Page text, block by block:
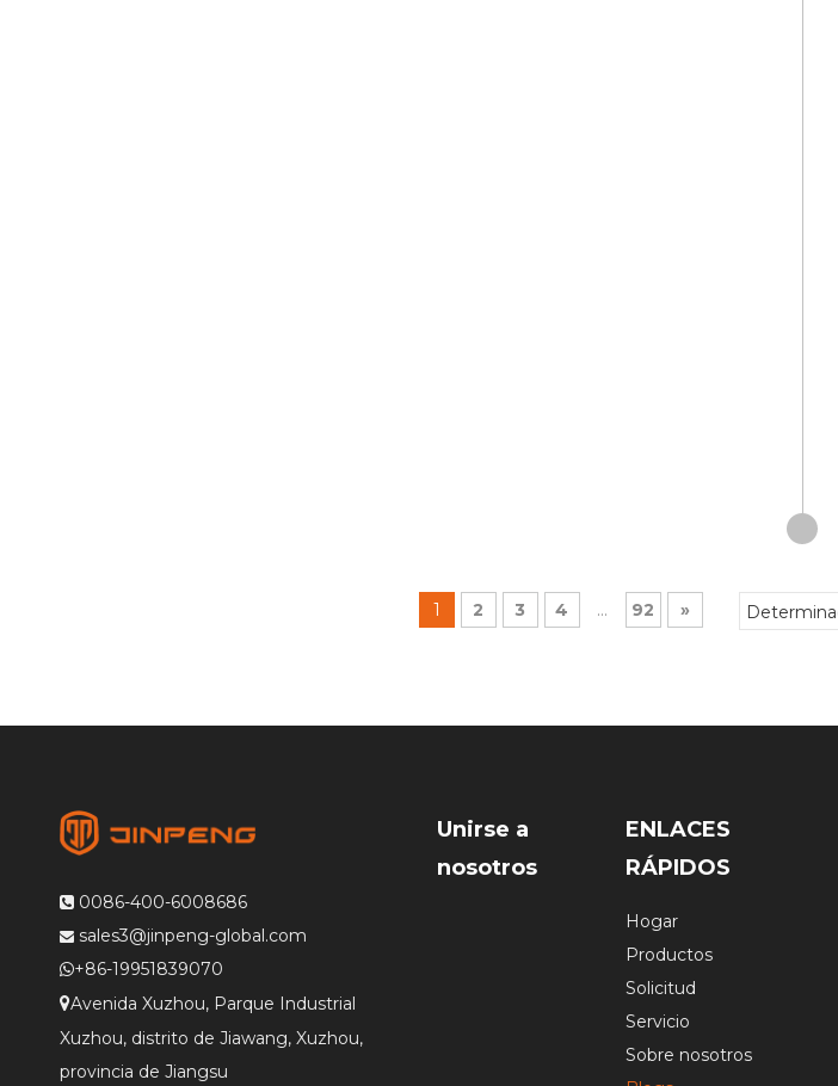
1 2 3 4 ... 92 »
 0086-400-6008686
 sales3@jinpeng-global.com
+86-19951839070
Avenida Xuzhou, Parque Industrial
Xuzhou, distrito de Jiawang, Xuzhou,
provincia de Jiangsu
Unirse a
nosotros
ENLACES
RÁPIDOS
Hogar
Productos
Solicitud
Servicio
Sobre nosotros